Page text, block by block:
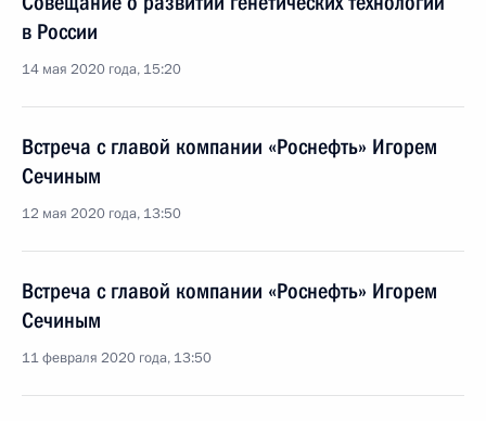
в России
14 мая 2020 года, 15:20
Встреча с главой компании «Роснефть» Игорем
Сечиным
12 мая 2020 года, 13:50
Встреча с главой компании «Роснефть» Игорем
Сечиным
11 февраля 2020 года, 13:50